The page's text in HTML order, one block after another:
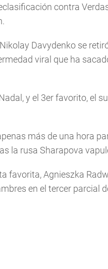
contra
Davydenko se
viral que ha
y el 3er favorito, el
más de una hora
la rusa Sharapova
favorita, Agnieszka
en el tercer parcial